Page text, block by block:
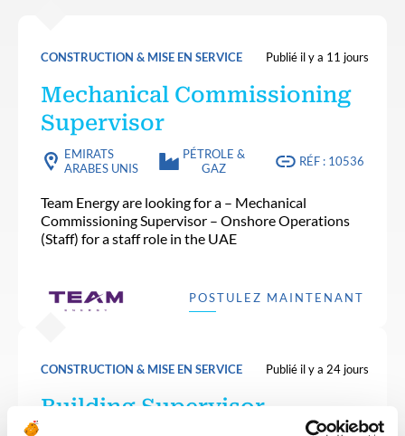
CONSTRUCTION & MISE EN SERVICE Publié il y a 11 jours
Mechanical Commissioning
Supervisor
EMIRATS
ARABES UNIS
PÉTROLE &
GAZ
RÉF : 10536
Team Energy are looking for a – Mechanical
Commissioning Supervisor – Onshore Operations
(Staff) for a staff role in the UAE
POSTULEZ MAINTENANT
CONSTRUCTION & MISE EN SERVICE Publié il y a 24 jours
Building Supervisor